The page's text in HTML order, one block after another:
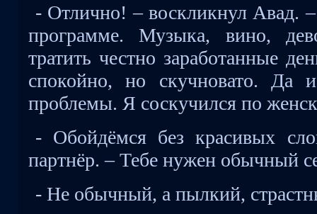
- Отлично! – воскликнул Авад.
программе. Музыка, вино,
тратить честно заработанные
спокойно, но скучновато. Да
проблемы. Я соскучился по
- Обойдёмся без красивых
партнёр. – Тебе нужен обычный
- Не обычный, а пылкий,